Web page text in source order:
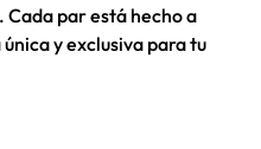
Cada par está hecho a
y exclusiva para tu